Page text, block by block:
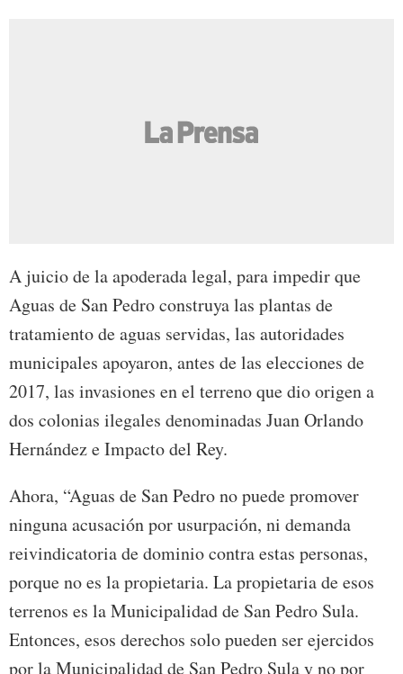
A juicio de la apoderada legal, para impedir que
Aguas de San Pedro construya las plantas de
tratamiento de aguas servidas, las autoridades
municipales apoyaron, antes de las elecciones de
2017, las invasiones en el terreno que dio origen a
dos colonias ilegales denominadas Juan Orlando
Hernández e Impacto del Rey.
Ahora, “Aguas de San Pedro no puede promover
ninguna acusación por usurpación, ni demanda
reivindicatoria de dominio contra estas personas,
porque no es la propietaria. La propietaria de esos
terrenos es la Municipalidad de San Pedro Sula.
Entonces, esos derechos solo pueden ser ejercidos
por la Municipalidad de San Pedro Sula y no por